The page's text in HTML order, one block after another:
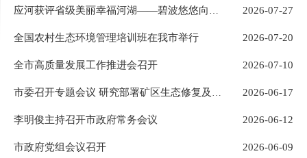
应河获评省级美丽幸福河湖——碧波悠悠向东流 两岸烟火处处新 2026-07-27
全国农村生态环境管理培训班在我市举行 2026-07-20
全市高质量发展工作推进会召开 2026-07-10
市委召开专题会议 研究部署矿区生态修复及矿产资源安全工作 2026-06-17
李明俊主持召开市政府常务会议 2026-06-12
市政府党组会议召开 2026-06-09